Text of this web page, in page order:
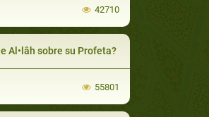
42710
Al•lâh sobre su Profeta?
55801